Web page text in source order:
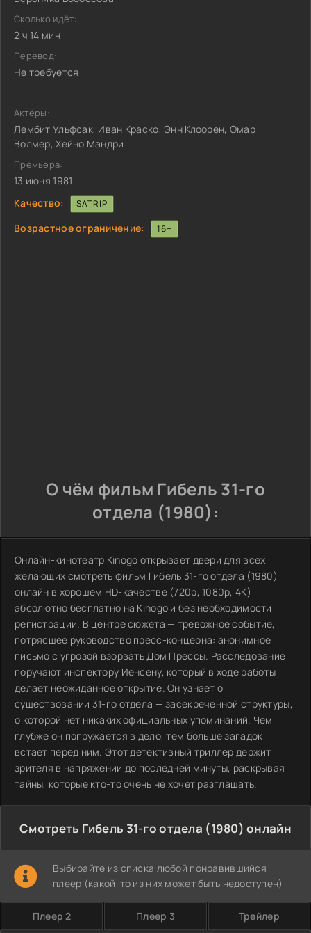
Сколько идёт:
2 ч 14 мин
Перевод:
Не требуется
Актёры:
Лембит Ульфсак, Иван Краско, Энн Клоорен, Омар
Волмер, Хейно Мандри
Премьера:
13 июня 1981
Качество:
SATRIP
Возрастное ограничение: 16+
О чём фильм Гибель 31-го
отдела (1980):
Онлайн-кинотеатр Kinogo открывает двери для всех
желающих смотреть фильм Гибель 31-го отдела (1980)
онлайн в хорошем HD-качестве (720p, 1080p, 4K)
абсолютно бесплатно на Kinogo и без необходимости
регистрации. В центре сюжета — тревожное событие,
потрясшее руководство пресс-концерна: анонимное
письмо с угрозой взорвать Дом Прессы. Расследование
поручают инспектору Иенсену, который в ходе работы
делает неожиданное открытие. Он узнает о
существовании 31-го отдела — засекреченной структуры,
о которой нет никаких официальных упоминаний. Чем
глубже он погружается в дело, тем больше загадок
встает перед ним. Этот детективный триллер держит
зрителя в напряжении до последней минуты, раскрывая
тайны, которые кто-то очень не хочет разглашать.
Смотреть Гибель 31-го отдела (1980) онлайн
Выбирайте из списка любой понравившийся
плеер (какой-то из них может быть недоступен)
Плеер 2 Плеер 3 Трейлер